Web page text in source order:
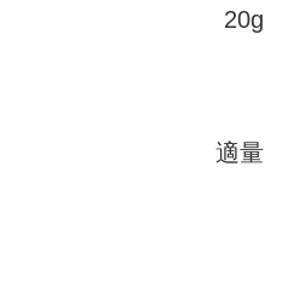
20g
適量